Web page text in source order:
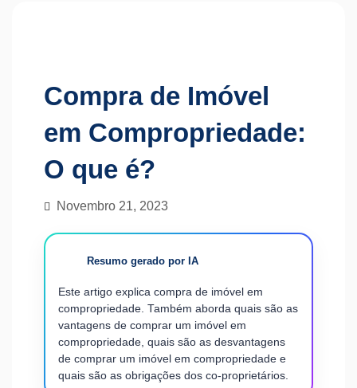
Compra de Imóvel
em Compropriedade:
O que é?
Novembro 21, 2023
Resumo gerado por IA
Este artigo explica compra de imóvel em
compropriedade. Também aborda quais são as
vantagens de comprar um imóvel em
compropriedade, quais são as desvantagens
de comprar um imóvel em compropriedade e
quais são as obrigações dos co-proprietários.